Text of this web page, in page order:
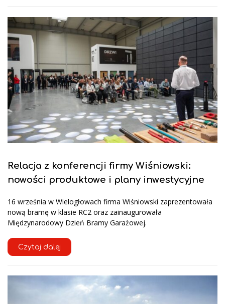
Relacja z konferencji firmy Wiśniowski:
nowości produktowe i plany inwestycyjne
16 września w Wielogłowach firma Wiśniowski zaprezentowała
nową bramę w klasie RC2 oraz zainaugurowała
Międzynarodowy Dzień Bramy Garażowej.
Czytaj dalej